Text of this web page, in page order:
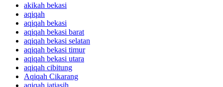
akikah bekasi
aqiqah
aqiqah bekasi
aqiqah bekasi barat
aqiqah bekasi selatan
aqiqah bekasi timur
aqiqah bekasi utara
aqiqah cibitung
Aqiqah Cikarang
aqiqah jatiasih